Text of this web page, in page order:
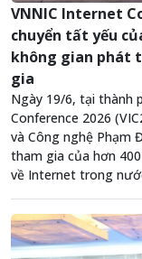
VNNIC Internet
chuyển tất yếu
không gian phát
gia
Ngày 19/6, tại thành
Conference 2026
và Công nghệ Phạm
tham gia của hơn
về Internet trong